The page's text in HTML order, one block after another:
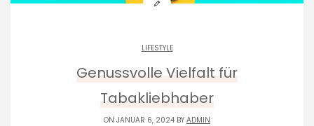
LIFESTYLE
Genussvolle Vielfalt für
Tabakliebhaber
ON JANUAR 6, 2024 BY ADMIN